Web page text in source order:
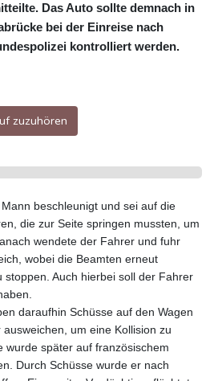
Das Auto sollte demnach in
bei der Einreise nach
kontrolliert werden.
zuzuhören
beschleunigt und sei auf die
die zur Seite springen mussten, um
wendete der Fahrer und fuhr
wobei die Beamten erneut
stoppen. Auch hierbei soll der Fahrer
daraufhin Schüsse auf den Wagen
um eine Kollision zu
wurde später auf französischem
Durch Schüsse wurde er nach